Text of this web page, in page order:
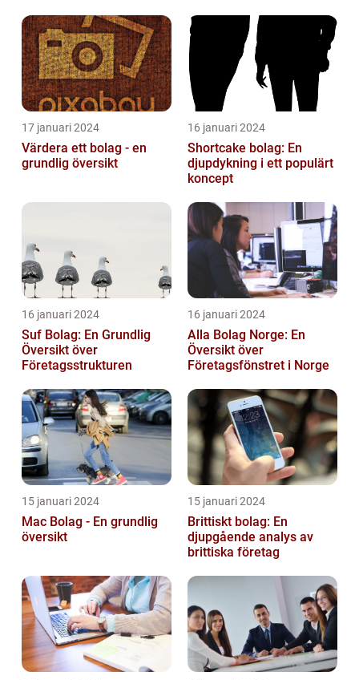
17 januari 2024
Värdera ett bolag - en
grundlig översikt
16 januari 2024
Shortcake bolag: En
djupdykning i ett populärt
koncept
16 januari 2024
Suf Bolag: En Grundlig
Översikt över
Företagsstrukturen
16 januari 2024
Alla Bolag Norge: En
Översikt över
Företagsfönstret i Norge
15 januari 2024
Mac Bolag - En grundlig
översikt
15 januari 2024
Brittiskt bolag: En
djupgående analys av
brittiska företag